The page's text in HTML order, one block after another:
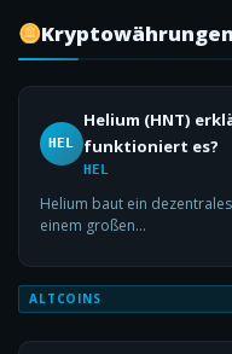
HEL
Helium (HNT)
funktioniert es?
HEL
Helium baut ein
einem großen…
ALTCOINS